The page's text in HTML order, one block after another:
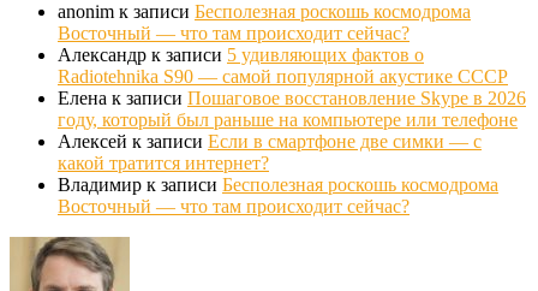
anonim к записи Бесполезная роскошь космодрома
Восточный — что там происходит сейчас?
Александр к записи 5 удивляющих фактов о
Radiotehnika S90 — самой популярной акустике СССР
Елена к записи Пошаговое восстановление Skype в 2026
году, который был раньше на компьютере или телефоне
Алексей к записи Если в смартфоне две симки — с
какой тратится интернет?
Владимир к записи Бесполезная роскошь космодрома
Восточный — что там происходит сейчас?